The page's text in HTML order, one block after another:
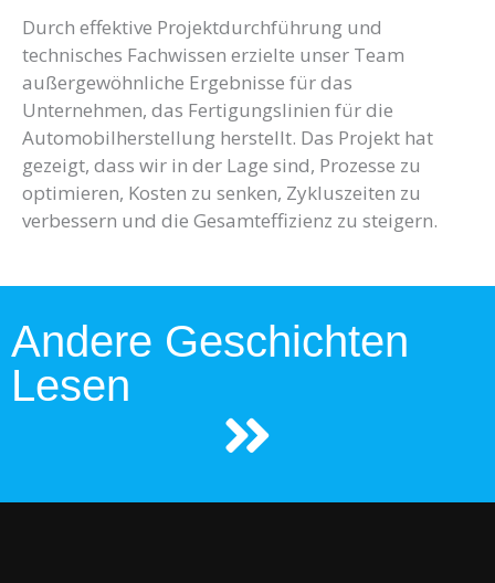
Durch effektive Projektdurchführung und
technisches Fachwissen erzielte unser Team
außergewöhnliche Ergebnisse für das
Unternehmen, das Fertigungslinien für die
Automobilherstellung herstellt. Das Projekt hat
gezeigt, dass wir in der Lage sind, Prozesse zu
optimieren, Kosten zu senken, Zykluszeiten zu
verbessern und die Gesamteffizienz zu steigern.
Andere Geschichten
Lesen